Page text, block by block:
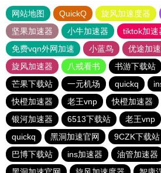
网站地图 QuickQ 旋风加速度器
坚果加速器
小牛加速器 tiktok加速
免费vqn外网加速
小蓝鸟 优途加
旋风加速器
八戒看书 书游下载站
芒果下载站
一元机场 quickq
快橙加速器
老王vnp 快橙加速器
银河加速器
6513下载站 老王vnp
quickq
黑洞加速官网 9CZK下载站
巴博下载站
ins加速器 油管加速器